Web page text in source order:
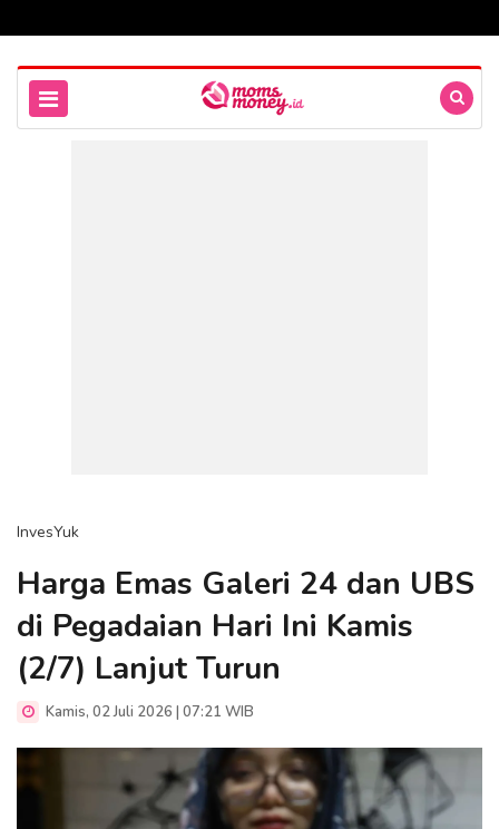
InvesYuk
Harga Emas Galeri 24 dan UBS
di Pegadaian Hari Ini Kamis
(2/7) Lanjut Turun
Kamis, 02 Juli 2026 | 07:21 WIB